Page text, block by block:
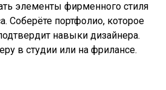
элементы фирменного стиля
Соберёте портфолио, которое
навыки дизайнера.
в студии или на фрилансе.